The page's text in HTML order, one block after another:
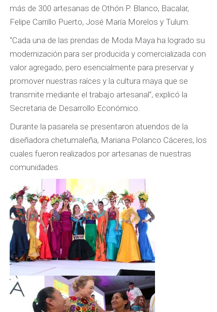
más de 300 artesanas de Othón P. Blanco, Bacalar,
Felipe Carrillo Puerto, José María Morelos y Tulum.
“Cada una de las prendas de Moda Maya ha logrado su
modernización para ser producida y comercializada con
valor agregado, pero esencialmente para preservar y
promover nuestras raíces y la cultura maya que se
transmite mediante el trabajo artesanal”, explicó la
Secretaria de Desarrollo Económico.
Durante la pasarela se presentaron atuendos de la
diseñadora chetumaleña, Mariana Polanco Cáceres, los
cuales fueron realizados por artesanas de nuestras
comunidades.